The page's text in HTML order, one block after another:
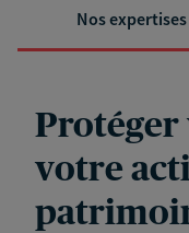
Nos expertises
votre